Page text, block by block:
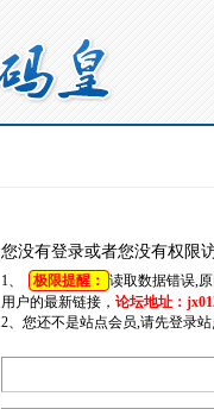
您没有登录或者您没有权限
1、 极限提醒： 读取数据错误,
用户的最新链接， 论坛地址：
2、您还不是站点会员,请先登录站